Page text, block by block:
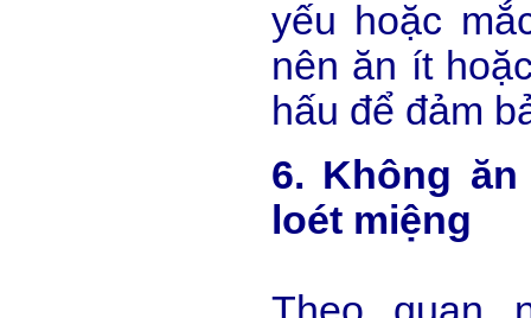
yếu hoặc
nên ăn ít
hấu để đảm
6. Không
loét miệng